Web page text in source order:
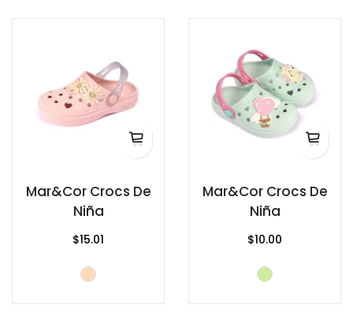
Mar&Cor Crocs De
Niña
$15.01
Mar&Cor Crocs De
Niña
$10.00